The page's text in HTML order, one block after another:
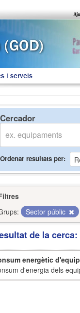
i serveis
Cercador
Ordenar resultats per
Sector públic
de la
energètic
d'energia dels